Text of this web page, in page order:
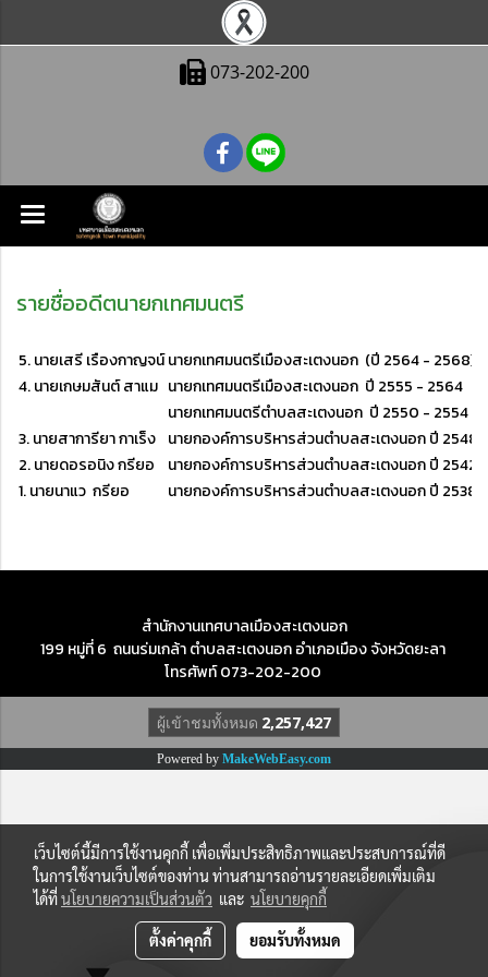
073-202-200
รายชื่ออดีตนายกเทศมนตรี
5. นายเสรี เรืองกาญจน์นายกเทศมนตรีเมืองสะเตงนอก (ปี 2564 - 2568)
4. นายเกษมสันต์ สาแม นายกเทศมนตรีเมืองสะเตงนอก ปี 2555 - 2564
นายกเทศมนตรีตำบลสะเตงนอก ปี 2550 - 2554
3. นายสาการียา กาเร็ง นายกองค์การบริหารส่วนตำบลสะเตงนอก ปี 2548
2. นายดอรอนิง กรียอ
นายกองค์การบริหารส่วนตำบลสะเตงนอก ปี 2542
1. นายนาแว กรียอ
นายกองค์การบริหารส่วนตำบลสะเตงนอก ปี 2538
สำนักงานเทศบาลเมืองสะเตงนอก
199 หมู่ที่ 6 ถนนร่มเกล้า ตำบลสะเตงนอก อำเภอเมือง จังหวัดยะลา
โทรศัพท์ 073-202-200
ผู้เข้าชมทั้งหมด 2,257,427
Powered by MakeWebEasy.com
เว็บไซต์นี้มีการใช้งานคุกกี้ เพื่อเพิ่มประสิทธิภาพและประสบการณ์ที่ดี
ในการใช้งานเว็บไซต์ของท่าน ท่านสามารถอ่านรายละเอียดเพิ่มเติม
ได้ที่นโยบายความเป็นส่วนตัว และ นโยบายคุกกี้
ตั้งค่าคุกกี้ ยอมรับทั้งหมด